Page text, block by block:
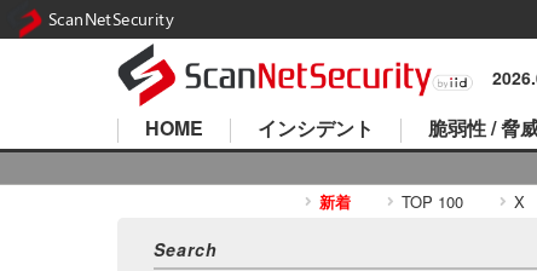
HOME インシデント 脆弱性 / 脅
新着 TOP 100 X
ScanNetSecurity